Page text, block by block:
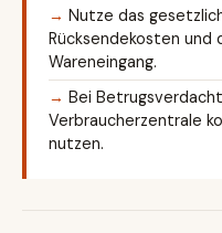
Nutze das
Rücksendekosten und
Wareneingang.
Bei
Verbraucherzentrale
nutzen.